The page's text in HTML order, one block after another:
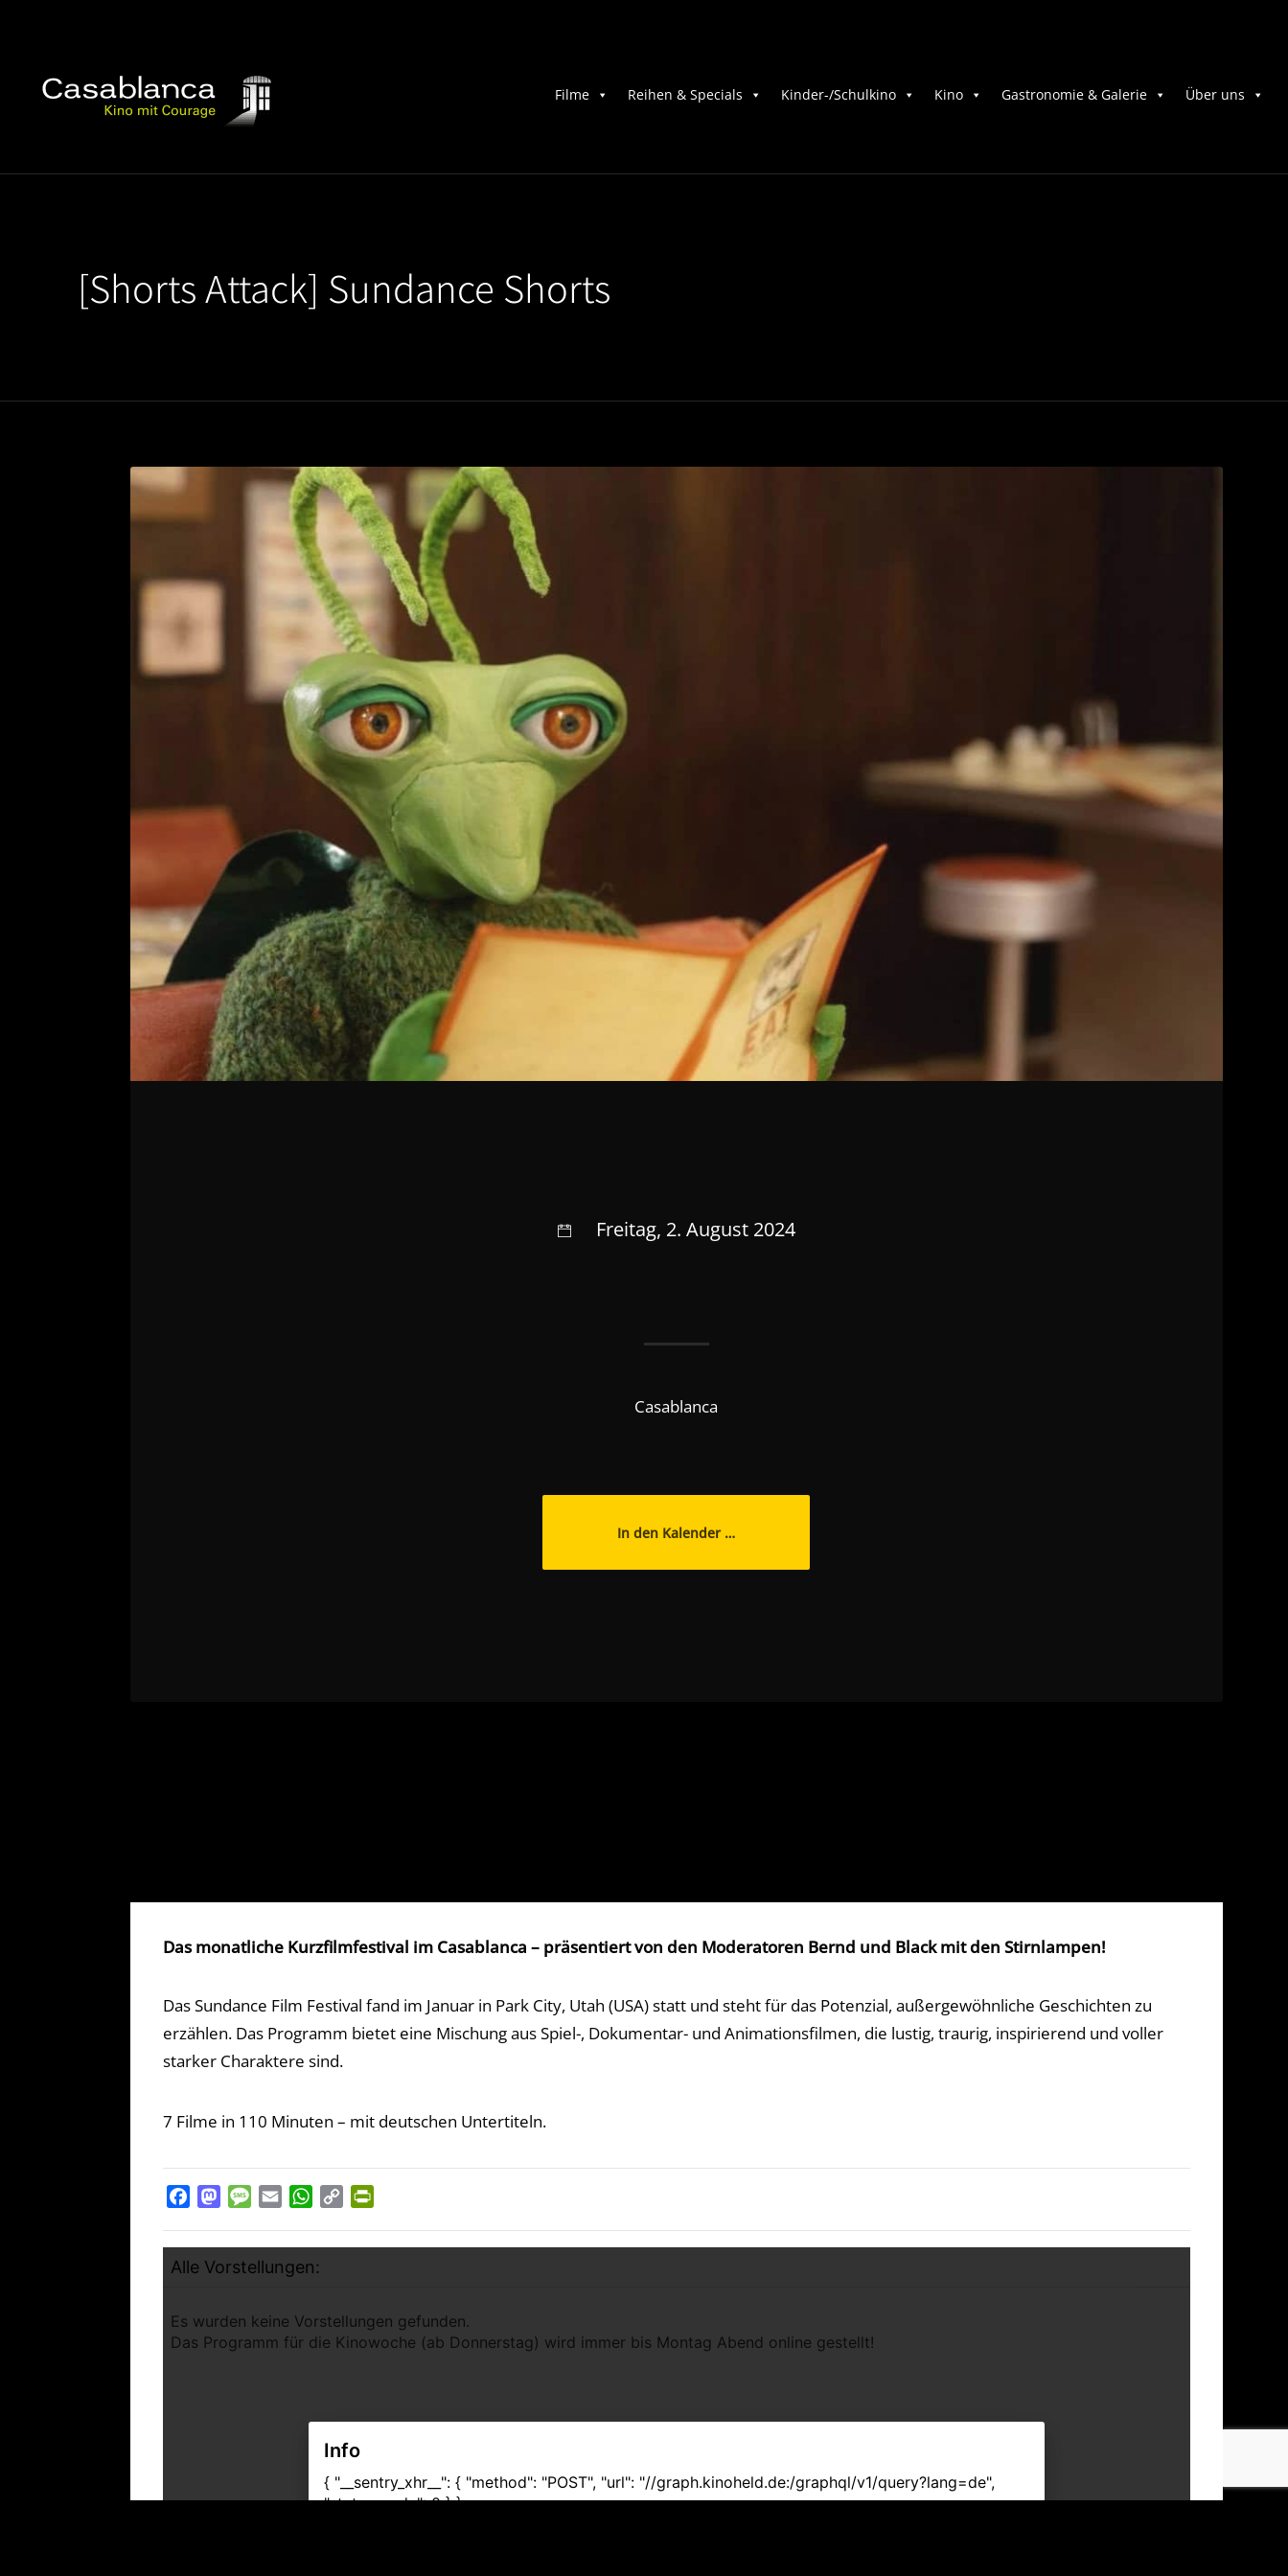
Filme Reihen & Specials Kinder-/Schulkino Kino Gastronomie & Galerie Über uns
[Shorts Attack] Sundance Shorts
Das monatliche Kurzfilmfestival im Casablanca – präsentiert von den Moderatoren Bernd und Black mit den Stirnlampen!
Das Sundance Film Festival fand im Januar in Park City, Utah (USA) statt und steht für das Potenzial, außergewöhnliche Geschichten zu
erzählen. Das Programm bietet eine Mischung aus Spiel-, Dokumentar- und Animationsfilmen, die lustig, traurig, inspirierend und voller
starker Charaktere sind.
7 Filme in 110 Minuten – mit deutschen Untertiteln.
FacebookMastodon
Message
Email WhatsApp
Copy
Freitag, 2. August 2024
Casablanca
In den Kalender …